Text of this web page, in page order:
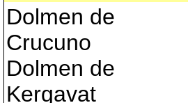
Dolmen de
Crucuno
Dolmen de
Kergavat